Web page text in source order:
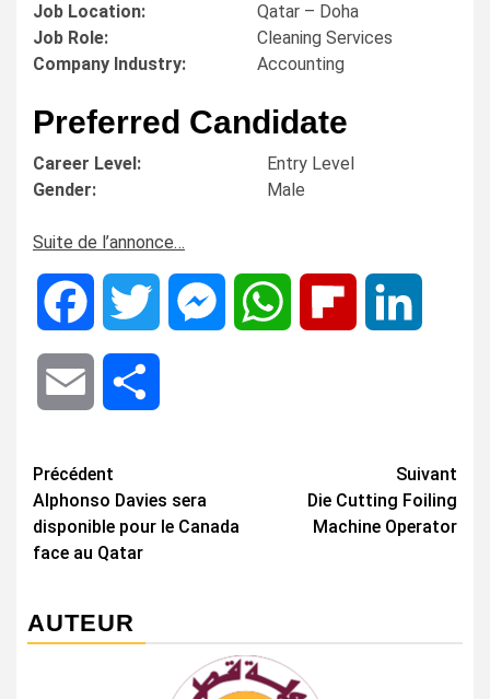
Job Location:
Qatar – Doha
Job Role:
Cleaning Services
Company Industry:
Accounting
Preferred Candidate
Career Level:
Entry Level
Gender:
Male
Suite de l’annonce…
Facebook Twitter MessengerWhatsApp Flipboard
Email
Navigation
d’article
Précédent
Alphonso Davies sera
disponible pour le Canada
face au Qatar
Suivant
Die Cutting Foiling
Machine Operator
AUTEUR